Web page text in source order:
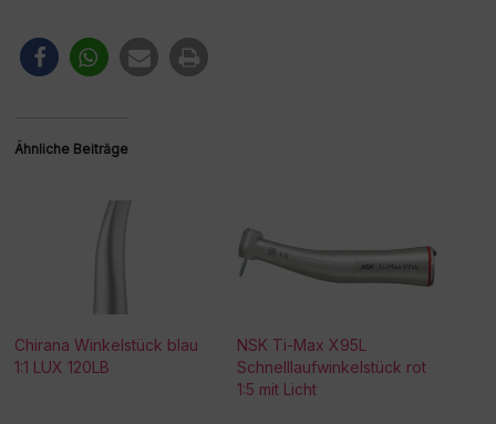
Ähnliche Beiträge
Chirana Winkelstück blau
1:1 LUX 120LB
NSK Ti-Max X95L
Schnelllaufwinkelstück rot
1:5 mit Licht